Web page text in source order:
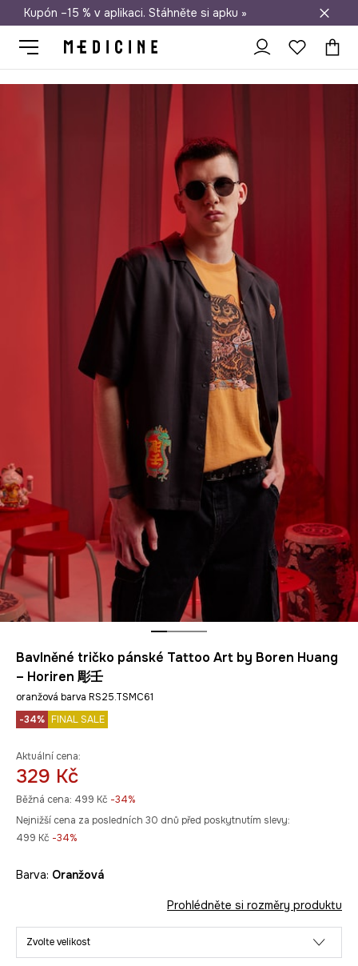
Doprava zdarma při nákupu nad 1 200 Kč
Kupón –15 % v aplikaci. Stáhněte si apku »
Bavlněné tričko pánské Tattoo Art by Boren Huang
– Horiren 彫壬
oranžová barva RS25.TSMC61
-34% FINAL SALE
Aktuální cena:
329 Kč
Běžná cena: 499 Kč -34%
Nejnižší cena za posledních 30 dnů před poskytnutím slevy:
499 Kč -34%
Barva: oranžová
Prohlédněte si rozměry produktu
Zvolte velikost